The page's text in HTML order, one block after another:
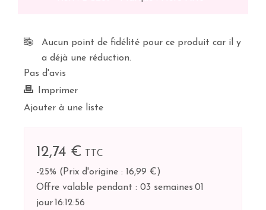
Aucun point de fidélité pour ce produit car il y
a déjà une réduction.
Pas d'avis
Imprimer
Ajouter à une liste
12,74 €
TTC
-25% ( Prix d'origine : 16,99 €)
Offre valable pendant : 03 semaines 01
jour 16:12:55